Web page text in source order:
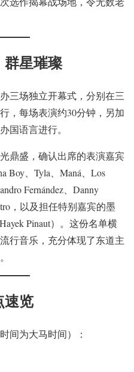
星璀璨
三场独立开幕式，分别在三
，每场表演约30分钟，另加
国语言进行。
鼎盛，确认出席的表演嘉宾
Boy、Tyla、Maná、Los
Fernández、Danny
，以及担任特别嘉宾的墨
Pinaut）。这份名单横
行音乐，充分体现了东道主
速览
间为大马时间）：